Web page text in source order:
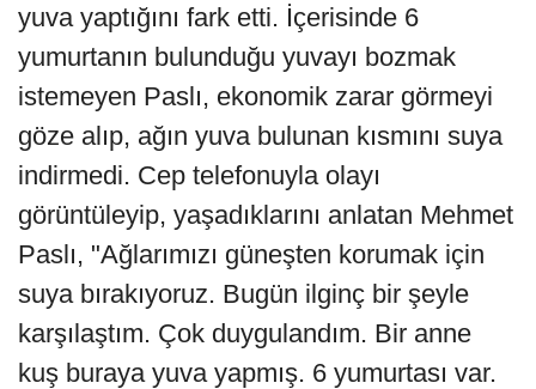
yuva yaptığını fark etti. İçerisinde 6
yumurtanın bulunduğu yuvayı bozmak
istemeyen Paslı, ekonomik zarar görmeyi
göze alıp, ağın yuva bulunan kısmını suya
indirmedi. Cep telefonuyla olayı
görüntüleyip, yaşadıklarını anlatan Mehmet
Paslı, "Ağlarımızı güneşten korumak için
suya bırakıyoruz. Bugün ilginç bir şeyle
karşılaştım. Çok duygulandım. Bir anne
kuş buraya yuva yapmış. 6 yumurtası var.